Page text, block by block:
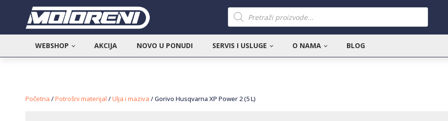
Products
search
WEBSHOP AKCIJA NOVO U PONUDI SERVIS I USLUGE O NAMA BLOG
Početna /Potrošni materijal /Ulja i maziva / Gorivo Husqvarna XP Power 2 (5 L)